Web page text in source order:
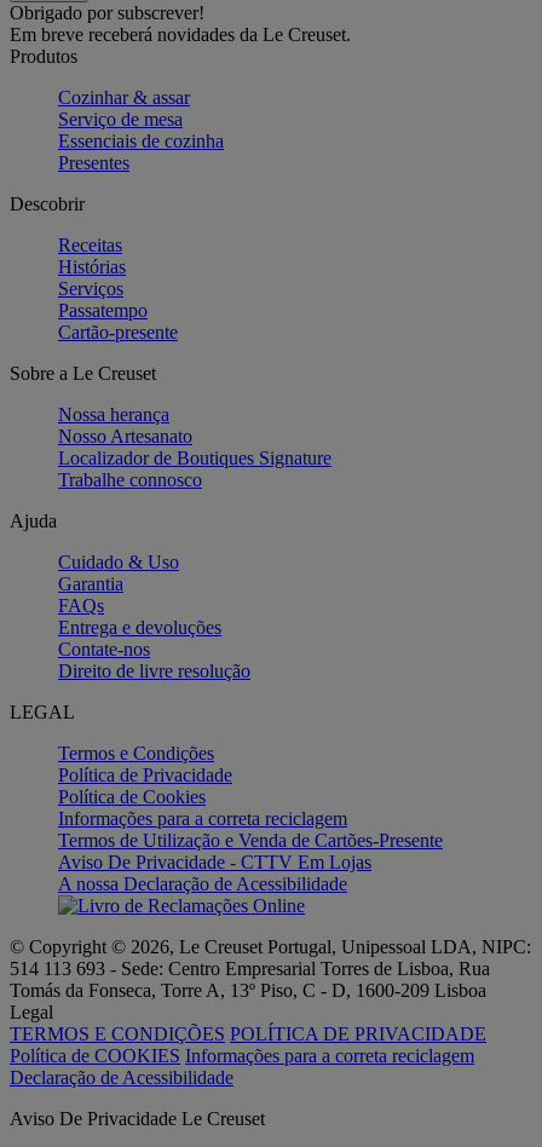
Obrigado por subscrever!
Em breve receberá novidades da Le Creuset.
Produtos
Cozinhar & assar
Serviço de mesa
Essenciais de cozinha
Presentes
Descobrir
Receitas
Histórias
Serviços
Passatempo
Cartão-presente
Sobre a Le Creuset
Nossa herança
Nosso Artesanato
Localizador de Boutiques Signature
Trabalhe connosco
Ajuda
Cuidado & Uso
Garantia
FAQs
Entrega e devoluções
Contate-nos
Direito de livre resolução
LEGAL
Termos e Condições
Política de Privacidade
Política de Cookies
Informações para a correta reciclagem
Termos de Utilização e Venda de Cartões-Presente
Aviso De Privacidade - CTTV Em Lojas
A nossa Declaração de Acessibilidade
© Copyright © 2026, Le Creuset Portugal, Unipessoal LDA, NIPC:
514 113 693 - Sede: Centro Empresarial Torres de Lisboa, Rua
Tomás da Fonseca, Torre A, 13º Piso, C - D, 1600-209 Lisboa
Legal
TERMOS E CONDIÇÕES POLÍTICA DE PRIVACIDADE
Política de COOKIES Informações para a correta reciclagem
Declaração de Acessibilidade
Aviso De Privacidade Le Creuset